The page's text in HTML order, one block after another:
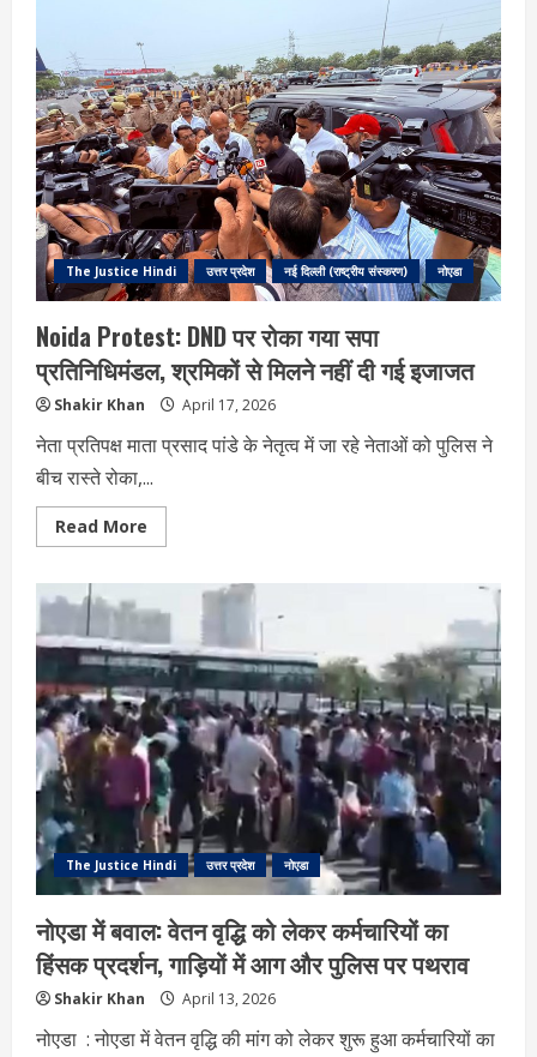
दबंगई:
कर्मचारियों
से
मारपीट,
CCTV
वीडियो
वायरल
The Justice Hindi उत्तर प्रदेश नई दिल्ली (राष्ट्रीय संस्करण) नोएडा
Noida Protest: DND पर रोका गया सपा
प्रतिनिधिमंडल, श्रमिकों से मिलने नहीं दी गई इजाजत
Shakir Khan April 17, 2026
नेता प्रतिपक्ष माता प्रसाद पांडे के नेतृत्व में जा रहे नेताओं को पुलिस ने
बीच रास्ते रोका,...
Read More
more
Protest:
DND
रोका
गया
सपा
प्रतिनिधिमंडल,
श्रमिकों
से
मिलने
नहीं
दी
गई
इजाजत
The Justice Hindi उत्तर प्रदेश नोएडा
नोएडा में बवाल: वेतन वृद्धि को लेकर कर्मचारियों का
हिंसक प्रदर्शन, गाड़ियों में आग और पुलिस पर पथराव
Shakir Khan April 13, 2026
नोएडा : नोएडा में वेतन वृद्धि की मांग को लेकर शुरू हुआ कर्मचारियों का